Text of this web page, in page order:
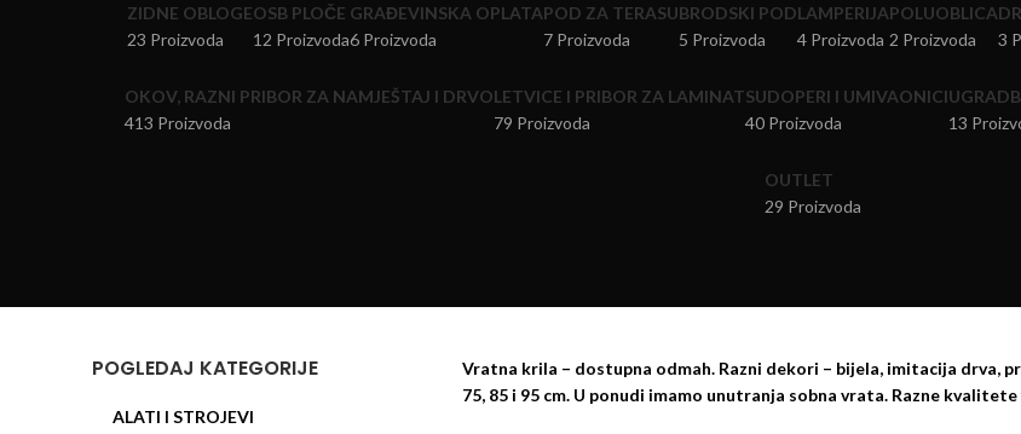
ZIDNE OBLOGE
23 Proizvoda
OSB PLOČE
12 Proizvoda
GRAĐEVINSKA OPLATA
6 Proizvoda
POD ZA TERASU
7 Proizvoda
BRODSKI POD
5 Proizvoda
LAMPERIJA
4 Proizvoda
POLUOBLICA
2 Proizvoda
3
OKOV, RAZNI PRIBOR ZA NAMJEŠTAJ I DRVO
413 Proizvoda
LETVICE I PRIBOR ZA LAMINAT
79 Proizvoda
SUDOPERI I UMIVAONICI
40 Proizvoda
13
OUTLET
29 Proizvoda
POGLEDAJ KATEGORIJE
ALATI I STROJEVI
Vratna krila – dostupna odmah. Razni dekori – bijela, imitacija drva,
75, 85 i 95 cm. U ponudi imamo unutranja sobna vrata. Razne